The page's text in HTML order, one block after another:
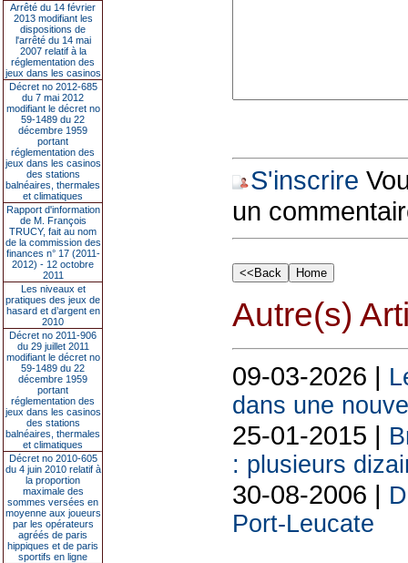
Arrêté du 14 février
2013 modifiant les
dispositions de
l'arrêté du 14 mai
2007 relatif à la
réglementation des
jeux dans les casinos
Décret no 2012-685
du 7 mai 2012
modifiant le décret no
59-1489 du 22
décembre 1959
portant
réglementation des
jeux dans les casinos
des stations
balnéaires, thermales
et climatiques
Rapport d'information
de M. François
TRUCY, fait au nom
de la commission des
finances n° 17 (2011-
2012) - 12 octobre
2011
Les niveaux et
pratiques des jeux de
hasard et d’argent en
2010
Décret no 2011-906
du 29 juillet 2011
modifiant le décret no
59-1489 du 22
décembre 1959
portant
réglementation des
jeux dans les casinos
des stations
balnéaires, thermales
et climatiques
Décret no 2010-605
du 4 juin 2010 relatif à
la proportion
maximale des
sommes versées en
moyenne aux joueurs
par les opérateurs
agréés de paris
hippiques et de paris
sportifs en ligne
S'inscrire
un
Autre(s)
09-03-2026 |
dans une
25-01-2015 |
: plusieurs
30-08-2006 |
Port-Leucate